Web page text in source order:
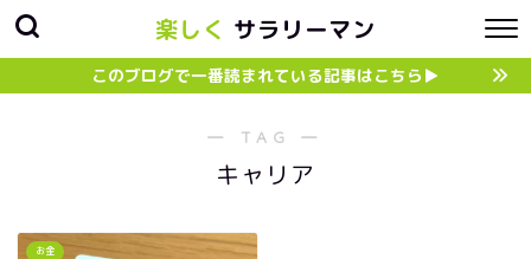
楽しく サラリーマン
このブログで一番読まれている記事はこちら▶︎
― TAG ―
キャリア
お金